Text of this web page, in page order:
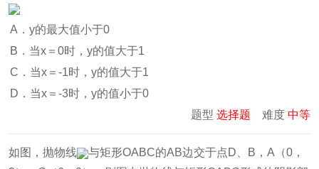
A．y的最大值小于0
B．当x＝0时，y的值大于1
C．当x＝-1时，y的值大于1
D．当x＝-3时，y的值小于0
题型 选择题 难度 中等
如图，抛物线
与矩形OABC的AB边交于点D、B，A（0，